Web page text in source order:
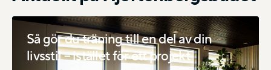
Så gör du träning till en del av din
livsstil – istället för ett projekt